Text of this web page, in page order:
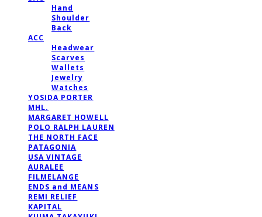
Hand
Shoulder
Back
ACC
Headwear
Scarves
Wallets
Jewelry
Watches
YOSIDA PORTER
MHL.
MARGARET HOWELL
POLO RALPH LAUREN
THE NORTH FACE
PATAGONIA
USA VINTAGE
AURALEE
FILMELANGE
ENDS and MEANS
REMI RELIEF
KAPITAL